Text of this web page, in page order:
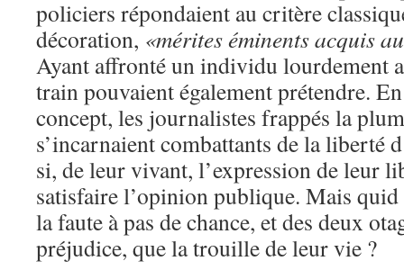
policiers répondaient au critère
décoration, «mérites éminents acquis
Ayant affronté un individu lourdement
train pouvaient également prétendre.
concept, les journalistes frappés la
s’incarnaient combattants de la liberté
si, de leur vivant, l’expression de leur
satisfaire l’opinion publique. Mais quid
la faute à pas de chance, et des deux
préjudice, que la trouille de leur vie ?